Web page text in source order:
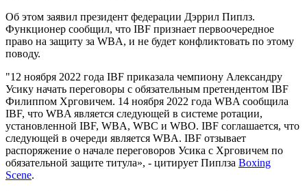
Об этом заявил президент федерации Дэррил Пиплз.
Функционер сообщил, что IBF признает первоочередное
право на защиту за WBA, и не будет конфликтовать по этому
поводу.
"12 ноября 2022 года IBF приказала чемпиону Александру
Усику начать переговоры с обязательным претендентом IBF
Филиппом Хрговичем. 14 ноября 2022 года WBA сообщила
IBF, что WBA является следующей в системе ротации,
установленной IBF, WBA, WBC и WBO. IBF соглашается, что
следующей в очереди является WBA. IBF отзывает
распоряжение о начале переговоров Усика с Хрговичем по
обязательной защите титула», - цитирует Пиплза Boxing
Scene.